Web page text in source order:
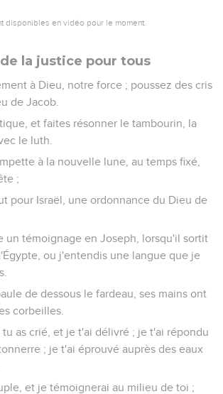
disponibles en vidéo pour le moment.
la justice pour tous
à Dieu, notre force ; poussez des cris
de Jacob.
et faites résonner le tambourin, la
le luth.
à la nouvelle lune, au temps fixé,
;
pour Israël, une ordonnance du Dieu de
un témoignage en Joseph, lorsqu'il sortit
ou j'entendis une langue que je
de dessous le fardeau, ses mains ont
corbeilles.
tu as crié, et je t'ai délivré ; je t'ai répondu
; je t'ai éprouvé auprès des eaux
et je témoignerai au milieu de toi ;